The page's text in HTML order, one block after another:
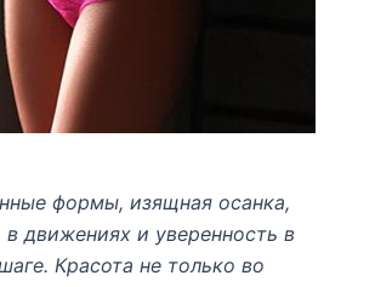
формы, изящная осанка,
в движениях и уверенность в
Красота не только во